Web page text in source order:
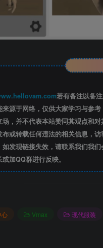
若有备注以备
源于网络，仅供大家学习与参考
，并不代表本站赞同其观点和对
或转载任何违法的相关信息，
发现链接失效，请联系我们我们
加QQ群进行反映。
心 Vmax 现代服装